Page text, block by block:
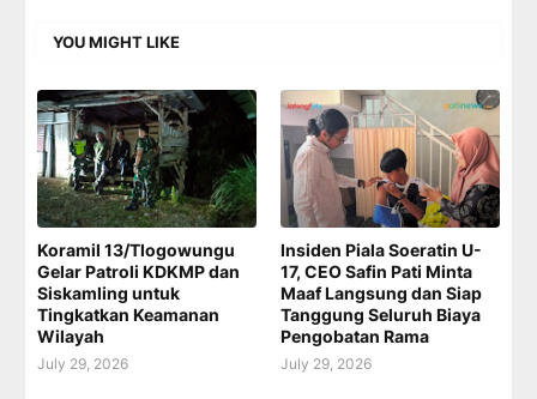
YOU MIGHT LIKE
Koramil 13/Tlogowungu
Gelar Patroli KDKMP dan
Siskamling untuk
Tingkatkan Keamanan
Wilayah
July 29, 2026
Insiden Piala Soeratin U-
17, CEO Safin Pati Minta
Maaf Langsung dan Siap
Tanggung Seluruh Biaya
Pengobatan Rama
July 29, 2026